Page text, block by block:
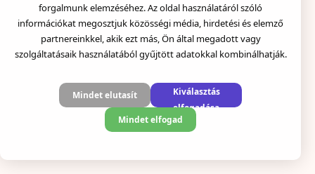
forgalmunk elemzéséhez. Az oldal használatáról szóló
információkat megosztjuk közösségi média, hirdetési és elemző
partnereinkkel, akik ezt más, Ön által megadott vagy
szolgáltatásaik használatából gyűjtött adatokkal kombinálhatják.
Mindet elutasít
Kiválasztás
elfogadása
Mindet elfogad